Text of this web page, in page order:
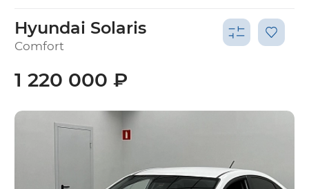
Hyundai Solaris
Comfort
1 220 000 ₽